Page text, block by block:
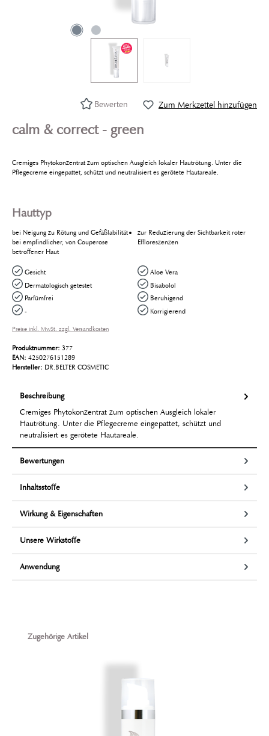
Zum Merkzettel hinzufügen
Bewerten
calm & correct - green
Cremiges Phytokonzentrat zum optischen Ausgleich lokaler Hautrötung. Unter die
Pflegecreme eingepattet, schützt und neutralisiert es gerötete Hautareale.
Hauttyp
bei Neigung zu Rötung und Gefäßlabilität
bei empfindlicher, von Couperose
betroffener Haut
zur Reduzierung der Sichtbarkeit roter
Effloreszenzen
Gesicht
Dermatologisch getestet
Parfümfrei
-
Aloe Vera
Bisabolol
Beruhigend
Korrigierend
Preise inkl. MwSt. zzgl. Versandkosten
Produktnummer: 377
EAN: 4250276151289
Hersteller: DR.BELTER COSMETIC
Beschreibung
Cremiges Phytokonzentrat zum optischen Ausgleich lokaler
Hautrötung. Unter die Pflegecreme eingepattet, schützt und
neutralisiert es gerötete Hautareale.
Bewertungen
Inhaltsstoffe
Wirkung & Eigenschaften
Unsere Wirkstoffe
Anwendung
Produktgalerie überspringen
Zugehörige Artikel